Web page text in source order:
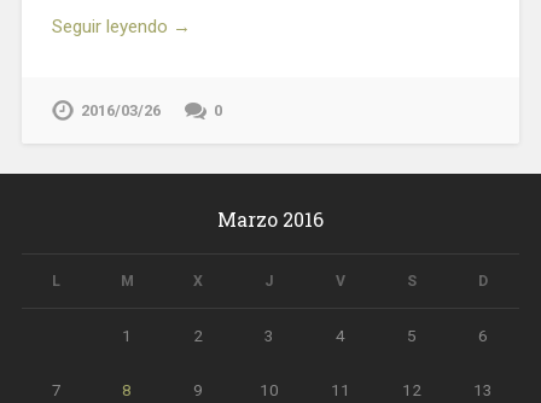
Seguir leyendo →
2016/03/26 0
Marzo 2016
L M X J V S D
1 2 3 4 5 6
7 8 9 10 11 12 13